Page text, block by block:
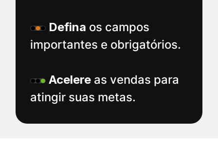
Defina os campos
importantes e obrigatórios.
Acelere as vendas para
atingir suas metas.